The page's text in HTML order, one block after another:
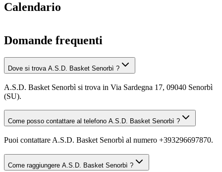
Calendario
Domande frequenti
Dove si trova A.S.D. Basket Senorbì ?
A.S.D. Basket Senorbì si trova in Via Sardegna 17, 09040 Senorbì
(SU).
Come posso contattare al telefono A.S.D. Basket Senorbì ?
Puoi contattare A.S.D. Basket Senorbì al numero +393296697870.
Come raggiungere A.S.D. Basket Senorbì ?